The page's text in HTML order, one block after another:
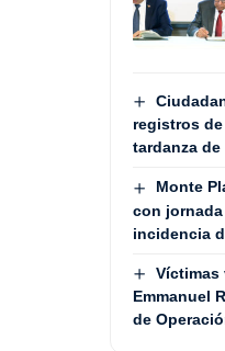
registros
tardanza
Monte
con
incidencia
Víctimas
Emmanuel
de